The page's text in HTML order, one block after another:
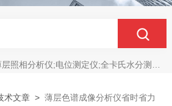
测定仪;全卡氏水分测定仪;全自动永停滴定仪;菌落计数分析仪;抑菌圈测量仪;抑菌圈分析仪
术文章 >薄层色谱成像分析仪省时省力